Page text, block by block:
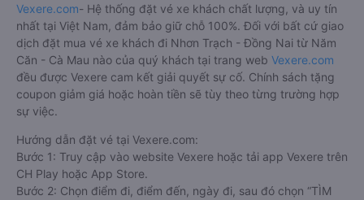
Vexere.com- Hệ thống đặt vé xe khách chất lượng, và uy tín
nhất tại Việt Nam, đảm bảo giữ chỗ 100%. Đối với bất cứ giao
dịch đặt mua vé xe khách đi Nhơn Trạch - Đồng Nai từ Năm
Căn - Cà Mau nào của quý khách tại trang web Vexere.com
đều được Vexere cam kết giải quyết sự cố. Chính sách tặng
coupon giảm giá hoặc hoàn tiền sẽ tùy theo từng trường hợp
sự việc.
Hướng dẫn đặt vé tại Vexere.com:
Bước 1: Truy cập vào website Vexere hoặc tải app Vexere trên
CH Play hoặc App Store.
Bước 2: Chọn điểm đi, điểm đến, ngày đi, sau đó chọn “TÌM